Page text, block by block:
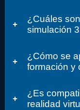
¿Cuáles
simulación
¿Cómo se
formación y
¿Es
realidad